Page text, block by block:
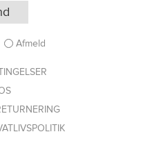
Afmeld